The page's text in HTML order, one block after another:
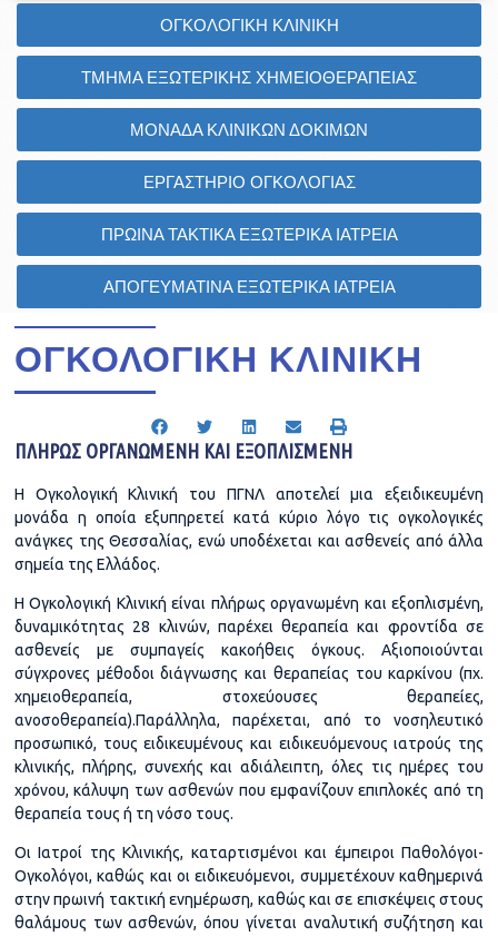
ΟΓΚΟΛΟΓΙΚΗ ΚΛΙΝΙΚΗ
ΠΛΗΡΩΣ ΟΡΓΑΝΩΜΕΝΗ ΚΑΙ ΕΞΟΠΛΙΣΜΕΝΗ
Η Ογκολογική Κλινική του ΠΓΝΛ αποτελεί μια εξειδικευμένη
μονάδα η οποία εξυπηρετεί κατά κύριο λόγο τις ογκολογικές
ανάγκες της Θεσσαλίας, ενώ υποδέχεται και ασθενείς από άλλα
σημεία της Ελλάδος.
Η Ογκολογική Κλινική είναι πλήρως οργανωμένη και εξοπλισμένη,
δυναμικότητας 28 κλινών, παρέχει θεραπεία και φροντίδα σε
ασθενείς με συμπαγείς κακοήθεις όγκους. Αξιοποιούνται
σύγχρονες μέθοδοι διάγνωσης και θεραπείας του καρκίνου (πχ.
χημειοθεραπεία, στοχεύουσες θεραπείες,
ανοσοθεραπεία).Παράλληλα, παρέχεται, από το νοσηλευτικό
προσωπικό, τους ειδικευμένους και ειδικευόμενους ιατρούς της
κλινικής, πλήρης, συνεχής και αδιάλειπτη, όλες τις ημέρες του
χρόνου, κάλυψη των ασθενών που εμφανίζουν επιπλοκές από τη
θεραπεία τους ή τη νόσο τους.
Οι Ιατροί της Κλινικής, καταρτισμένοι και έμπειροι Παθολόγοι-
Ογκολόγοι, καθώς και οι ειδικευόμενοι, συμμετέχουν καθημερινά
στην πρωινή τακτική ενημέρωση, καθώς και σε επισκέψεις στους
θαλάμους των ασθενών, όπου γίνεται αναλυτική συζήτηση και
ΟΓΚΟΛΟΓΙΚΗ ΚΛΙΝΙΚΗ
ΤΜΗΜΑ ΕΞΩΤΕΡΙΚΗΣ ΧΗΜΕΙΟΘΕΡΑΠΕΙΑΣ
ΜΟΝΑΔΑ ΚΛΙΝΙΚΩΝ ΔΟΚΙΜΩΝ
ΕΡΓΑΣΤΗΡΙΟ ΟΓΚΟΛΟΓΙΑΣ
ΠΡΩΙΝΑ ΤΑΚΤΙΚΑ ΕΞΩΤΕΡΙΚΑ ΙΑΤΡΕΙΑ
ΑΠΟΓΕΥΜΑΤΙΝΑ ΕΞΩΤΕΡΙΚΑ ΙΑΤΡΕΙΑ